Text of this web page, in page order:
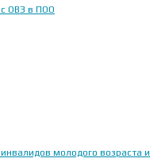
ОВЗ в ПОО
молодого